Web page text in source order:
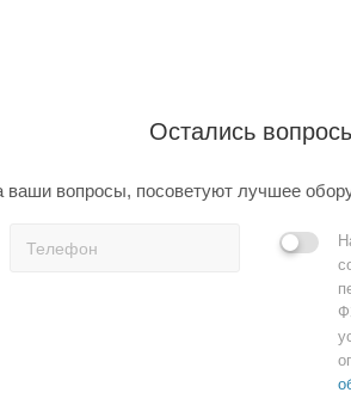
Остались
вопросы, посоветуют лучшее